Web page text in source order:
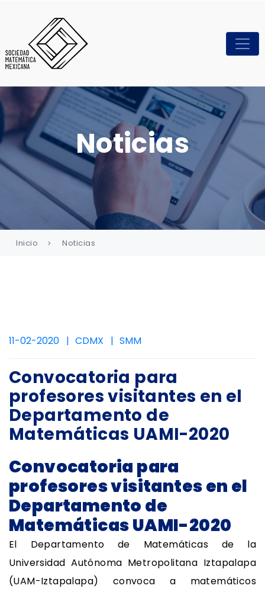
Noticias
Inicio Noticias
11-02-2020 CDMX SMM
Convocatoria para
profesores visitantes en el
Departamento de
Matemáticas UAMI-2020
Convocatoria para
profesores visitantes en el
Departamento de
Matemáticas UAMI-2020
El Departamento de Matemáticas de la
Universidad Autónoma Metropolitana Iztapalapa
(UAM-Iztapalapa) convoca a matemáticos